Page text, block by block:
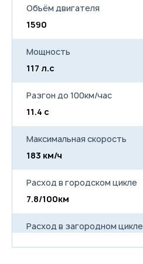
оставленном включенном
Замок зажигания с
подсветкой
Крючки в багажном
отделении
Доплата за цвет — 17 000 ₽
Объём двигателя
1590
Мощность
117 л.с
Разгон до 100км/час
11.4 с
Максимальная скорость
183 км/ч
Расход в городском цикле
7.8/100км
Расход в загородном цикле